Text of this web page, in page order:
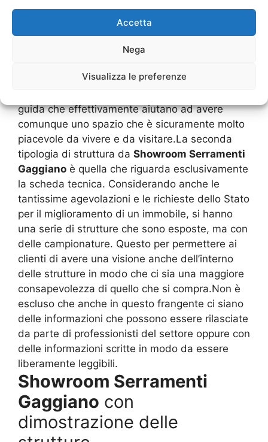
Accetta
Nega
Visualizza le preferenze
di questo o quel serramento. Mentre in altri
Showroom Serramenti Gaggiano, che sono
magari più grandi e hanno tanti prodotti, ma
ci saranno poi delle informazioni scritte in
guida che effettivamente aiutano ad avere
comunque uno spazio che è sicuramente molto
piacevole da vivere e da visitare.La seconda
tipologia di struttura da Showroom Serramenti
Gaggiano è quella che riguarda esclusivamente
la scheda tecnica. Considerando anche le
tantissime agevolazioni e le richieste dello Stato
per il miglioramento di un immobile, si hanno
una serie di strutture che sono esposte, ma con
delle campionature. Questo per permettere ai
clienti di avere una visione anche dell’interno
delle strutture in modo che ci sia una maggiore
consapevolezza di quello che si compra.Non è
escluso che anche in questo frangente ci siano
delle informazioni che possono essere rilasciate
da parte di professionisti del settore oppure con
delle informazioni scritte in modo da essere
liberamente leggibili.
Showroom Serramenti
Gaggiano con
dimostrazione delle